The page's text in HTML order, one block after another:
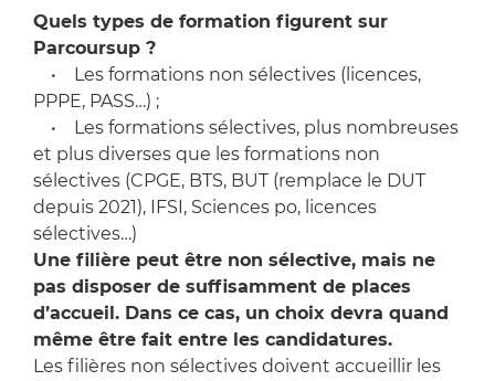
Quels types de formation figurent sur
Parcoursup ?
• Les formations non sélectives (licences,
PPPE, PASS…) ;
• Les formations sélectives, plus nombreuses
et plus diverses que les formations non
sélectives (CPGE, BTS, BUT (remplace le DUT
depuis 2021), IFSI, Sciences po, licences
sélectives…)
Une filière peut être non sélective, mais ne
pas disposer de suffisamment de places
d’accueil. Dans ce cas, un choix devra quand
même être fait entre les candidatures.
Les filières non sélectives doivent accueillir les